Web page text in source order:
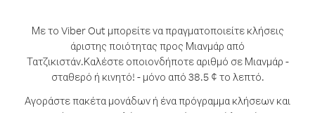
Με το Viber Out μπορείτε να πραγματοποιείτε κλήσεις
άριστης ποιότητας προς Μιανμάρ από
Τατζικιστάν.Καλέστε οποιονδήποτε αριθμό σε Μιανμάρ -
σταθερό ή κινητό! - μόνο από 38.5 ¢ το λεπτό.
Αγοράστε πακέτα μονάδων ή ένα πρόγραμμα κλήσεων και